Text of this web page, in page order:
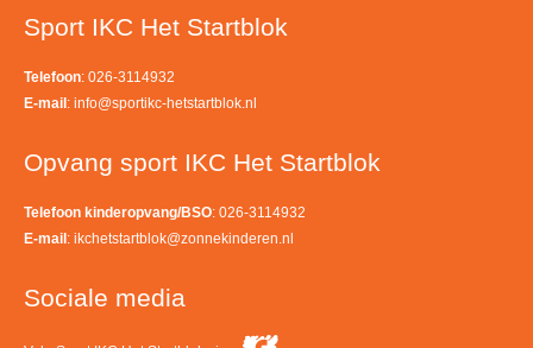
Sport IKC Het Startblok
Telefoon: 026-3114932
E-mail : info@sportikc-hetstartblok.nl
Opvang sport IKC Het Startblok
Telefoon kinderopvang/BSO: 026-3114932
E-mail : ikchetstartblok@zonnekinderen.nl
Sociale media